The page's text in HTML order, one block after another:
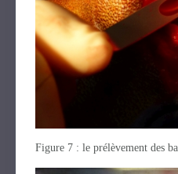
Figure 7 : le prélèvement des